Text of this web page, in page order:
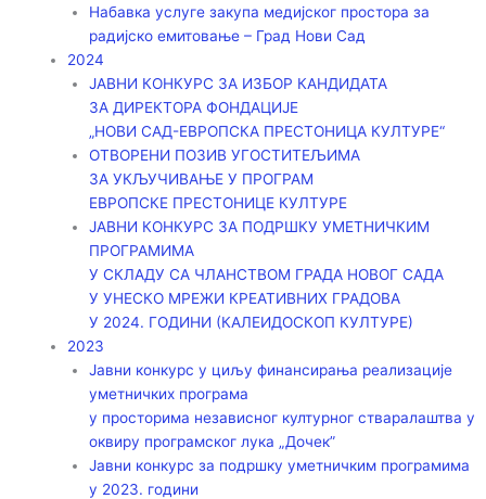
Набавка услуге закупа медијског простора за
радијско емитовање – Град Нови Сад
2024
ЈАВНИ КОНКУРС ЗА ИЗБОР КАНДИДАТА
ЗА ДИРЕКТОРА ФОНДАЦИЈЕ
„НОВИ САД-ЕВРОПСКА ПРЕСТОНИЦА КУЛТУРЕ“
ОТВОРЕНИ ПОЗИВ УГОСТИТЕЉИМА
ЗА УКЉУЧИВАЊЕ У ПРОГРАМ
ЕВРОПСКЕ ПРЕСТОНИЦЕ КУЛТУРЕ
ЈАВНИ КОНКУРС ЗА ПОДРШКУ УМЕТНИЧКИМ
ПРОГРАМИМА
У СКЛАДУ СА ЧЛАНСТВОМ ГРАДА НОВОГ САДА
У УНЕСКО МРЕЖИ КРЕАТИВНИХ ГРАДОВА
У 2024. ГОДИНИ (КАЛЕИДОСКОП КУЛТУРЕ)
2023
Јавни конкурс у циљу финансирања реализације
уметничких програма
у просторима независног културног стваралаштва у
оквиру програмског лука „Дочек”
Јавни конкурс за подршку уметничким програмима
у 2023. години